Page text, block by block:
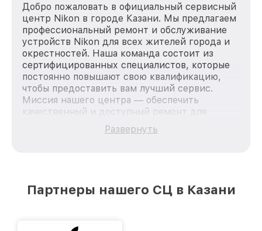
Добро пожаловать в официальный сервисный
центр Nikon в городе Казани. Мы предлагаем
профессиональный ремонт и обслуживание
устройств Nikon для всех жителей города и
окрестностей. Наша команда состоит из
сертифицированных специалистов, которые
постоянно повышают свою квалификацию,
чтобы предоставить вам лучший сервис.
Миссия нашего центра — обеспечить
качественный и доступный ремонт для
каждого пользователя продукции Nikon, вне
зависимости от сложности поломки. Мы
Казани, постоянно повышая уровень доверия
Развернуть
Партнеры нашего СЦ в Казани